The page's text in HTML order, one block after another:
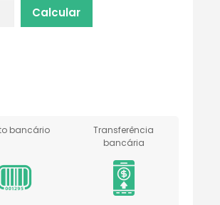
bancário
Transferência
bancária